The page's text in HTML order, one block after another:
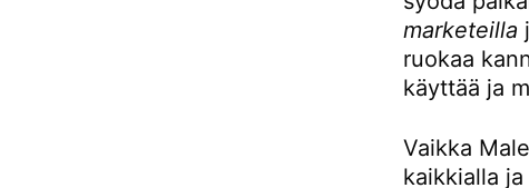
marketeilla
ruokaa
käyttää ja
Vaikka
kaikkialla